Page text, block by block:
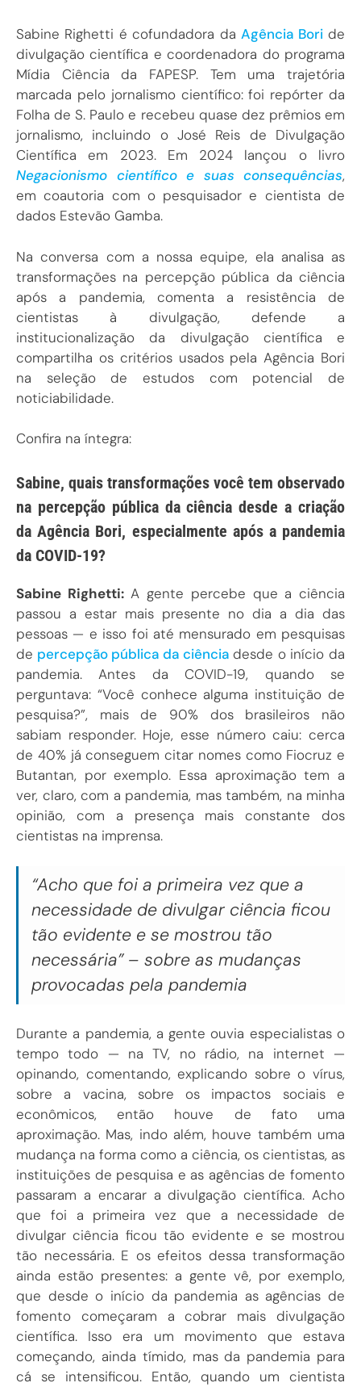
Sabine Righetti é cofundadora daAgência Boride
divulgação científica e coordenadora do programa
Mídia Ciência da FAPESP. Tem uma trajetória
marcada pelo jornalismo científico: foi repórter da
Folha de S. Paulo e recebeu quase dez prêmios em
jornalismo, incluindo o José Reis de Divulgação
Científica em 2023. Em 2024 lançou o livro
Negacionismo científico e suas consequências,
em coautoria com o pesquisador e cientista de
dados Estevão Gamba.
Na conversa com a nossa equipe, ela analisa as
transformações na percepção pública da ciência
após a pandemia, comenta a resistência de
cientistas à divulgação, defende a
institucionalização da divulgação científica e
compartilha os critérios usados pela Agência Bori
na seleção de estudos com potencial de
noticiabilidade.
Confira na íntegra:
Sabine, quais transformações você tem observado
na percepção pública da ciência desde a criação
da Agência Bori, especialmente após a pandemia
da COVID-19?
Sabine Righetti:A gente percebe que a ciência
passou a estar mais presente no dia a dia das
pessoas — e isso foi até mensurado em pesquisas
de percepção pública da ciênciadesde o início da
pandemia. Antes da COVID-19, quando se
perguntava: “Você conhece alguma instituição de
pesquisa?”, mais de 90% dos brasileiros não
sabiam responder. Hoje, esse número caiu: cerca
de 40% já conseguem citar nomes como Fiocruz e
Butantan, por exemplo. Essa aproximação tem a
ver, claro, com a pandemia, mas também, na minha
opinião, com a presença mais constante dos
cientistas na imprensa.
“Acho que foi a primeira vez que a
necessidade de divulgar ciência ficou
tão evidente e se mostrou tão
necessária” – sobre as mudanças
provocadas pela pandemia
Durante a pandemia, a gente ouvia especialistas o
tempo todo — na TV, no rádio, na internet —
opinando, comentando, explicando sobre o vírus,
sobre a vacina, sobre os impactos sociais e
econômicos, então houve de fato uma
aproximação. Mas, indo além, houve também uma
mudança na forma como a ciência, os cientistas, as
instituições de pesquisa e as agências de fomento
passaram a encarar a divulgação científica. Acho
que foi a primeira vez que a necessidade de
divulgar ciência ficou tão evidente e se mostrou
tão necessária. E os efeitos dessa transformação
ainda estão presentes: a gente vê, por exemplo,
que desde o início da pandemia as agências de
fomento começaram a cobrar mais divulgação
científica. Isso era um movimento que estava
começando, ainda tímido, mas da pandemia para
cá se intensificou. Então, quando um cientista